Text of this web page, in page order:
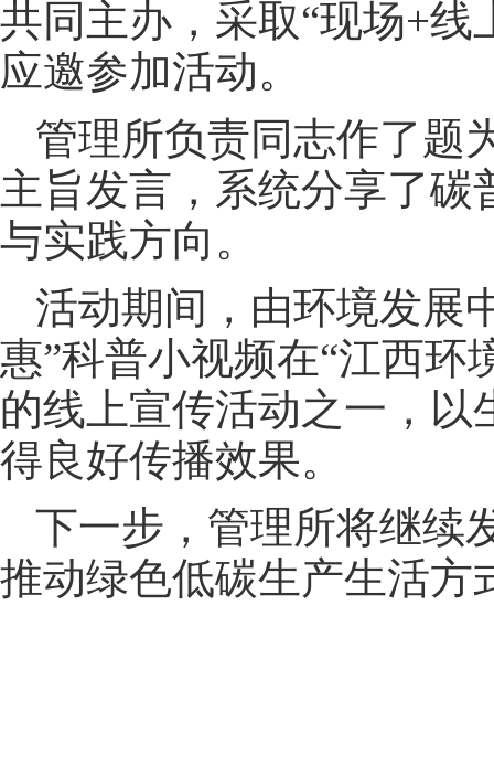
共同主办，采取“现场+
应邀参加活动。
管理所负责同志作了题
主旨发言，系统分享了
与实践方向。
活动期间，由环境发展
惠”科普小视频在“江西环
的线上宣传活动之一，
得良好传播效果。
下一步，管理所将继续
推动绿色低碳生产生活方